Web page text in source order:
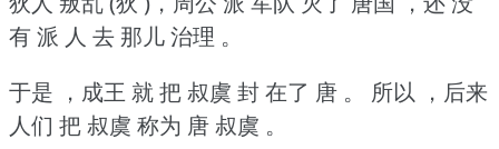
有 派 人 去 那儿 治理 。
于是 ，成王 就 把 叔虞 封 在了 唐 。
所以 ，后来
人们 把 叔虞 称为 唐 叔虞 。